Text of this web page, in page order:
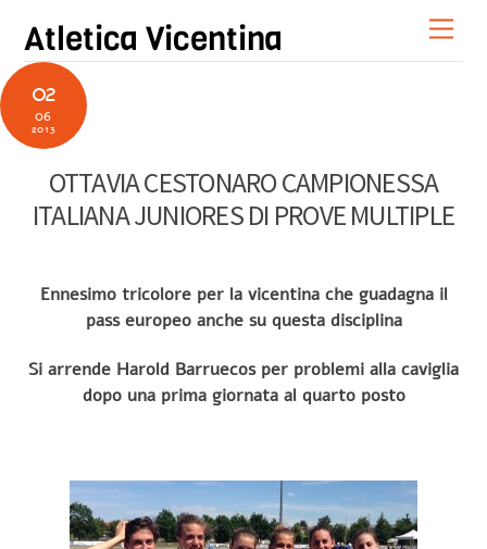
content
Atletica Vicentina
02
06
2013
OTTAVIA CESTONARO CAMPIONESSA
ITALIANA JUNIORES DI PROVE MULTIPLE
Ennesimo tricolore per la vicentina che guadagna il
pass europeo anche su questa disciplina
Si arrende Harold Barruecos per problemi alla caviglia
dopo una prima giornata al quarto posto